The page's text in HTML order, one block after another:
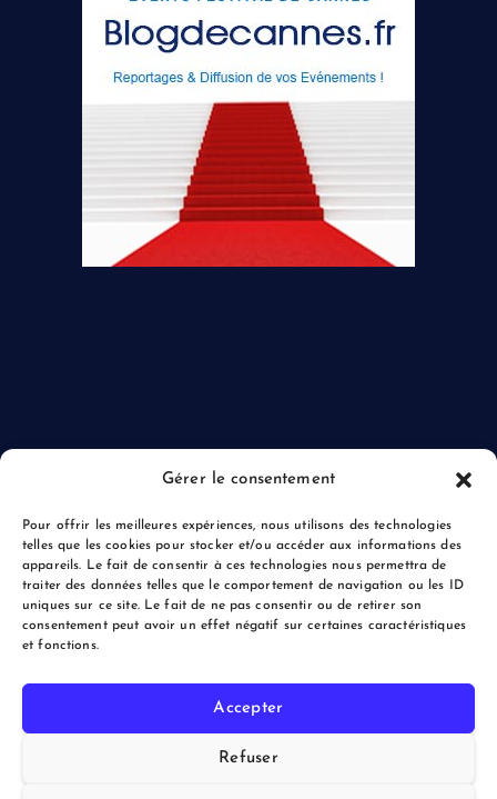
Gérer le consentement
Pour offrir les meilleures expériences, nous utilisons des technologies
telles que les cookies pour stocker et/ou accéder aux informations des
appareils. Le fait de consentir à ces technologies nous permettra de
traiter des données telles que le comportement de navigation ou les ID
uniques sur ce site. Le fait de ne pas consentir ou de retirer son
consentement peut avoir un effet négatif sur certaines caractéristiques
et fonctions.
Accepter
Refuser